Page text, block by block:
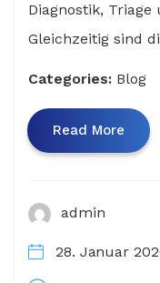
Diagnostik,
Gleichzeitig sind
Categories: Blog
Read More
admin
28. Januar